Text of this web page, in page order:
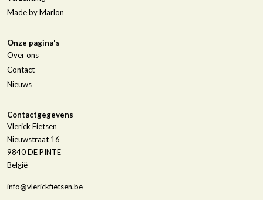
Made by Marlon
Onze pagina's
Over ons
Contact
Nieuws
Contactgegevens
Vlerick Fietsen
Nieuwstraat 16
9840DE PINTE
België
info@vlerickfietsen.be